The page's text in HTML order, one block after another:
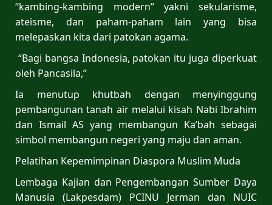
“kambing-kambing modern” yakni sekularisme,
ateisme, dan paham-paham lain yang bisa
melepaskan kita dari patokan agama.
“Bagi bangsa Indonesia, patokan itu juga diperkuat
oleh Pancasila,”
Ia menutup khutbah dengan menyinggung
pembangunan tanah air melalui kisah Nabi Ibrahim
dan Ismail AS yang membangun Ka’bah sebagai
simbol membangun negeri yang maju dan aman.
Pelatihan Kepemimpinan Diaspora Muslim Muda
Lembaga Kajian dan Pengembangan Sumber Daya
Manusia (Lakpesdam) PCINU Jerman dan NUIC